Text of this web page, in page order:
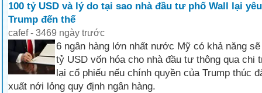
100 tỷ USD và lý do tại sao nhà đầu tư phố Wall lại
Trump đến thế
cafef - 3469 ngày trước
6 ngân hàng lớn nhất nước Mỹ có khả năng
tỷ USD vốn hóa cho nhà đầu tư thông qua chi
lại cổ phiếu nếu chính quyền của Trump thúc
xuất nới lỏng quy định ngân hàng.